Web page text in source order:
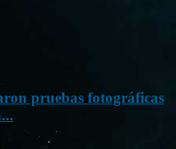
pruebas fotográficas